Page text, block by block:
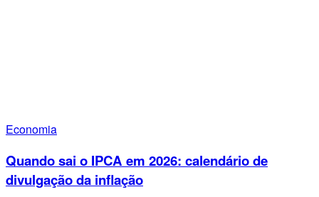
Economia
Quando sai o IPCA em 2026: calendário de
divulgação da inflação